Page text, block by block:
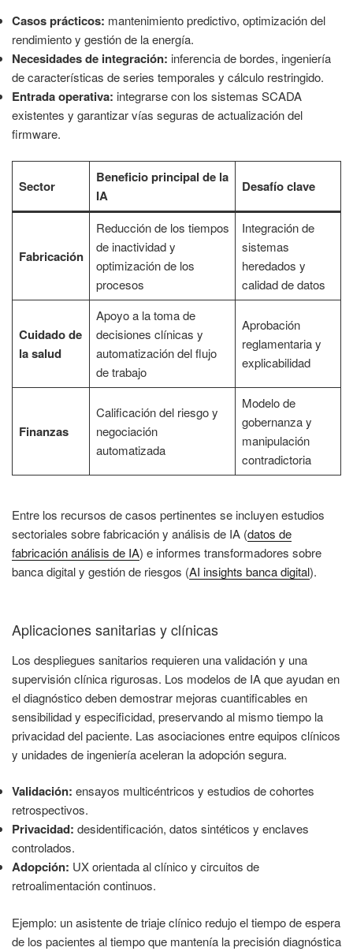
Casos prácticos: mantenimiento predictivo, optimización del
rendimiento y gestión de la energía.
Necesidades de integración: inferencia de bordes, ingeniería
de características de series temporales y cálculo restringido.
Entrada operativa: integrarse con los sistemas SCADA
existentes y garantizar vías seguras de actualización del
firmware.
Sector
Beneficio principal de la
IA
Desafío clave
Fabricación
Reducción de los tiempos
de inactividad y
optimización de los
procesos
Integración de
sistemas
heredados y
calidad de datos
Cuidado de
la salud
Apoyo a la toma de
decisiones clínicas y
automatización del flujo
de trabajo
Aprobación
reglamentaria y
explicabilidad
Finanzas
Calificación del riesgo y
negociación
automatizada
Modelo de
gobernanza y
manipulación
contradictoria
Entre los recursos de casos pertinentes se incluyen estudios
sectoriales sobre fabricación y análisis de IA (datos de
fabricación análisis de IA) e informes transformadores sobre
banca digital y gestión de riesgos (AI insights banca digital).
Aplicaciones sanitarias y clínicas
Los despliegues sanitarios requieren una validación y una
supervisión clínica rigurosas. Los modelos de IA que ayudan en
el diagnóstico deben demostrar mejoras cuantificables en
sensibilidad y especificidad, preservando al mismo tiempo la
privacidad del paciente. Las asociaciones entre equipos clínicos
y unidades de ingeniería aceleran la adopción segura.
Validación: ensayos multicéntricos y estudios de cohortes
retrospectivos.
Privacidad: desidentificación, datos sintéticos y enclaves
controlados.
Adopción: UX orientada al clínico y circuitos de
retroalimentación continuos.
Ejemplo: un asistente de triaje clínico redujo el tiempo de espera
de los pacientes al tiempo que mantenía la precisión diagnóstica